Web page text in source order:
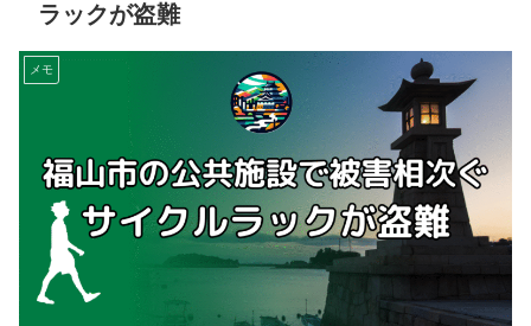
ラックが盗難
メモ